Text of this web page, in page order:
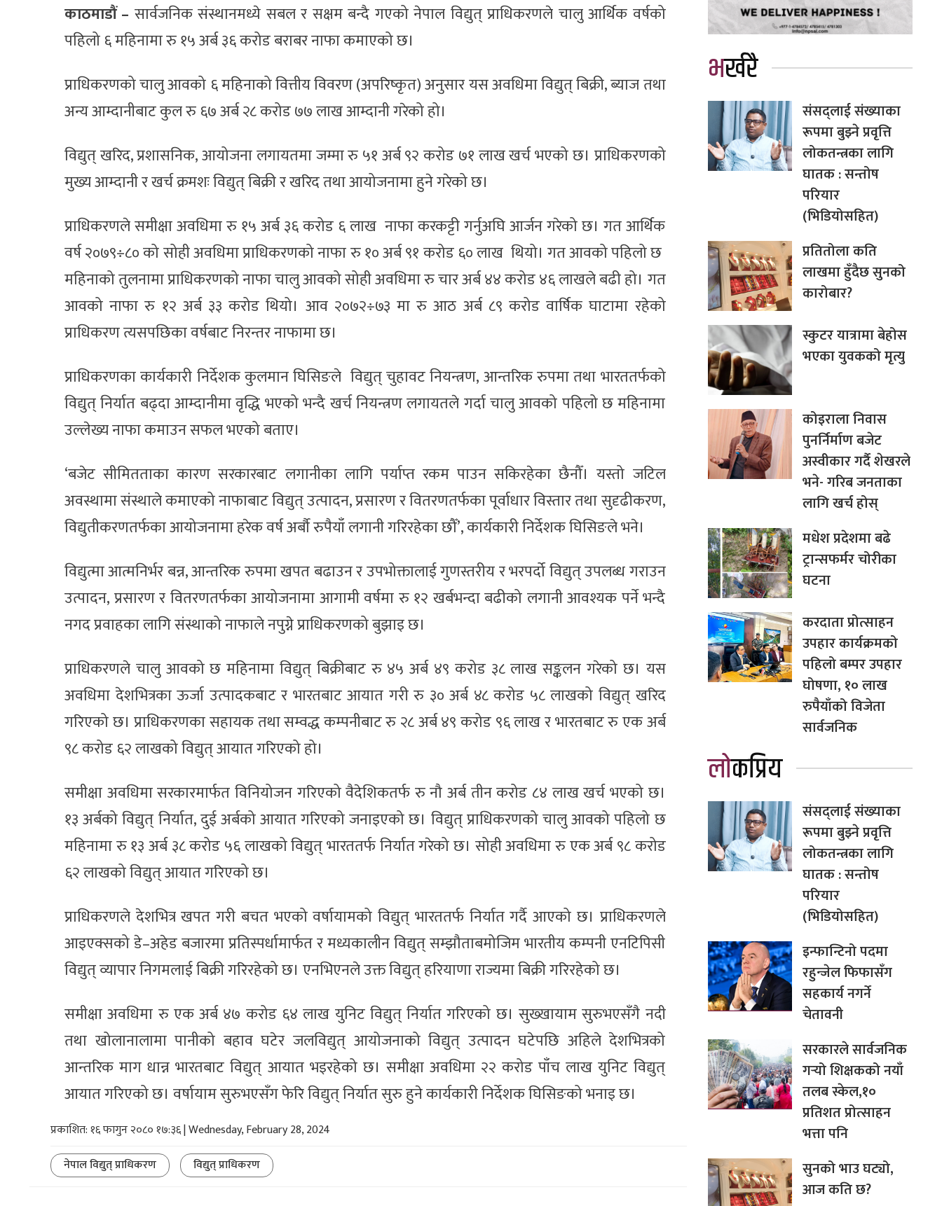
काठमाडौं – सार्वजनिक संस्थानमध्ये सबल र सक्षम बन्दै गएको नेपाल विद्युत् प्राधिकरणले चालु आर्थिक वर्षको
पहिलो ६ महिनामा रु १५ अर्ब ३६ करोड बराबर नाफा कमाएको छ।
प्राधिकरणको चालु आवको ६ महिनाको वित्तीय विवरण (अपरिष्कृत) अनुसार यस अवधिमा विद्युत् बिक्री, ब्याज तथा
अन्य आम्दानीबाट कुल रु ६७ अर्ब २८ करोड ७७ लाख आम्दानी गरेको हो।
विद्युत् खरिद, प्रशासनिक, आयोजना लगायतमा जम्मा रु ५१ अर्ब ९२ करोड ७१ लाख खर्च भएको छ। प्राधिकरणको
मुख्य आम्दानी र खर्च क्रमशः विद्युत् बिक्री र खरिद तथा आयोजनामा हुने गरेको छ।
प्राधिकरणले समीक्षा अवधिमा रु १५ अर्ब ३६ करोड ६ लाख नाफा करकट्टी गर्नुअघि आर्जन गरेको छ। गत आर्थिक
वर्ष २०७९÷८० को सोही अवधिमा प्राधिकरणको नाफा रु १० अर्ब ९१ करोड ६० लाख थियो। गत आवको पहिलो छ
महिनाको तुलनामा प्राधिकरणको नाफा चालु आवको सोही अवधिमा रु चार अर्ब ४४ करोड ४६ लाखले बढी हो। गत
आवको नाफा रु १२ अर्ब ३३ करोड थियो। आव २०७२÷७३ मा रु आठ अर्ब ८९ करोड वार्षिक घाटामा रहेको
प्राधिकरण त्यसपछिका वर्षबाट निरन्तर नाफामा छ।
प्राधिकरणका कार्यकारी निर्देशक कुलमान घिसिङले विद्युत् चुहावट नियन्त्रण, आन्तरिक रुपमा तथा भारततर्फको
विद्युत् निर्यात बढ्दा आम्दानीमा वृद्धि भएको भन्दै खर्च नियन्त्रण लगायतले गर्दा चालु आवको पहिलो छ महिनामा
उल्लेख्य नाफा कमाउन सफल भएको बताए।
‘बजेट सीमितताका कारण सरकारबाट लगानीका लागि पर्याप्त रकम पाउन सकिरहेका छैनौँ। यस्तो जटिल
अवस्थामा संस्थाले कमाएको नाफाबाट विद्युत् उत्पादन, प्रसारण र वितरणतर्फका पूर्वाधार विस्तार तथा सुदृढीकरण,
विद्युतीकरणतर्फका आयोजनामा हरेक वर्ष अर्बौ रुपैयाँ लगानी गरिरहेका छौँ’, कार्यकारी निर्देशक घिसिङले भने।
विद्युत्मा आत्मनिर्भर बन्न, आन्तरिक रुपमा खपत बढाउन र उपभोक्तालाई गुणस्तरीय र भरपर्दो विद्युत् उपलब्ध गराउन
उत्पादन, प्रसारण र वितरणतर्फका आयोजनामा आगामी वर्षमा रु १२ खर्बभन्दा बढीको लगानी आवश्यक पर्ने भन्दै
नगद प्रवाहका लागि संस्थाको नाफाले नपुग्ने प्राधिकरणको बुझाइ छ।
प्राधिकरणले चालु आवको छ महिनामा विद्युत् बिक्रीबाट रु ४५ अर्ब ४९ करोड ३८ लाख सङ्कलन गरेको छ। यस
अवधिमा देशभित्रका ऊर्जा उत्पादकबाट र भारतबाट आयात गरी रु ३० अर्ब ४८ करोड ५८ लाखको विद्युत् खरिद
गरिएको छ। प्राधिकरणका सहायक तथा सम्वद्ध कम्पनीबाट रु २८ अर्ब ४९ करोड ९६ लाख र भारतबाट रु एक अर्ब
९८ करोड ६२ लाखको विद्युत् आयात गरिएको हो।
समीक्षा अवधिमा सरकारमार्फत विनियोजन गरिएको वैदेशिकतर्फ रु नौ अर्ब तीन करोड ८४ लाख खर्च भएको छ।
१३ अर्बको विद्युत् निर्यात, दुई अर्बको आयात गरिएको जनाइएको छ। विद्युत् प्राधिकरणको चालु आवको पहिलो छ
महिनामा रु १३ अर्ब ३८ करोड ५६ लाखको विद्युत् भारततर्फ निर्यात गरेको छ। सोही अवधिमा रु एक अर्ब ९८ करोड
६२ लाखको विद्युत् आयात गरिएको छ।
प्राधिकरणले देशभित्र खपत गरी बचत भएको वर्षायामको विद्युत् भारततर्फ निर्यात गर्दै आएको छ। प्राधिकरणले
आइएक्सको डे–अहेड बजारमा प्रतिस्पर्धामार्फत र मध्यकालीन विद्युत् सम्झौताबमोजिम भारतीय कम्पनी एनटिपिसी
विद्युत् व्यापार निगमलाई बिक्री गरिरहेको छ। एनभिएनले उक्त विद्युत् हरियाणा राज्यमा बिक्री गरिरहेको छ।
समीक्षा अवधिमा रु एक अर्ब ४७ करोड ६४ लाख युनिट विद्युत् निर्यात गरिएको छ। सुख्खायाम सुरुभएसँगै नदी
तथा खोलानालामा पानीको बहाव घटेर जलविद्युत् आयोजनाको विद्युत् उत्पादन घटेपछि अहिले देशभित्रको
आन्तरिक माग धान्न भारतबाट विद्युत् आयात भइरहेको छ। समीक्षा अवधिमा २२ करोड पाँच लाख युनिट विद्युत्
आयात गरिएको छ। वर्षायाम सुरुभएसँग फेरि विद्युत् निर्यात सुरु हुने कार्यकारी निर्देशक घिसिङको भनाइ छ।
प्रकाशित: १६ फागुन २०८० १७:३६ | Wednesday, February 28, 2024
नेपाल विद्युत् प्राधिकरण
विद्युत् प्राधिकरण
भर्खरै
संसद्लाई संख्याका
रूपमा बुझ्ने प्रवृत्ति
लोकतन्त्रका लागि
घातक : सन्तोष
परियार
(भिडियोसहित)
प्रतितोला कति
लाखमा हुँदैछ सुनको
कारोबार?
स्कुटर यात्रामा बेहोस
भएका युवकको मृत्यु
कोइराला निवास
पुनर्निर्माण बजेट
अस्वीकार गर्दै शेखरले
भने- गरिब जनताका
लागि खर्च होस्
मधेश प्रदेशमा बढे
ट्रान्सफर्मर चोरीका
घटना
करदाता प्रोत्साहन
उपहार कार्यक्रमको
पहिलो बम्पर उपहार
घोषणा, १० लाख
रुपैयाँको विजेता
सार्वजनिक
लोकप्रिय
संसद्लाई संख्याका
रूपमा बुझ्ने प्रवृत्ति
लोकतन्त्रका लागि
घातक : सन्तोष
परियार
(भिडियोसहित)
इन्फान्टिनो पदमा
रहुन्जेल फिफासँग
सहकार्य नगर्ने
चेतावनी
सरकारले सार्वजनिक
गर्‍यो शिक्षकको नयाँ
तलब स्केल,१०
प्रतिशत प्रोत्साहन
भत्ता पनि
सुनको भाउ घट्यो,
आज कति छ?